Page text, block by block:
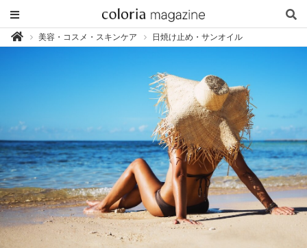
カ
ラ
専
メ
デ
ィ
ア
美容・コスメ・スキンケア 日焼け止め・サンオイル